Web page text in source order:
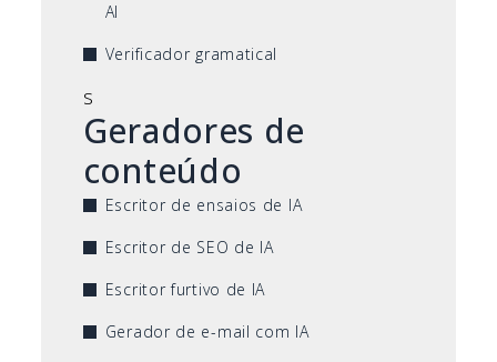
AI
Verificador gramatical
s
Geradores de
conteúdo
Escritor de ensaios de IA
Escritor de SEO de IA
Escritor furtivo de IA
Gerador de e-mail com IA